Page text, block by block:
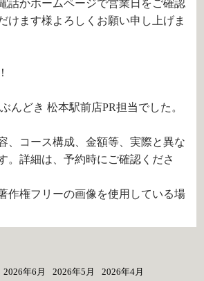
話かホームページで営業日をご確認
けます様よろしくお願い申し上げま
んどき 松本駅前店PR担当でした。
、コース構成、金額等、実際と異な
。詳細は、予約時にご確認くださ
作権フリーの画像を使用している場
2026年6月 2026年5月
2026年4月